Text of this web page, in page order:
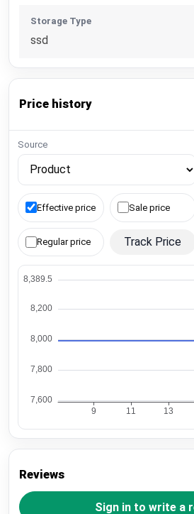
Storage Type
ssd
Price history
Source
Effective price Sale price
Regular price Track Price
Reviews
Sign in to write a